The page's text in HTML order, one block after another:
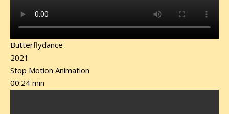
Butterflydance
2021
Stop Motion Animation
00:24 min